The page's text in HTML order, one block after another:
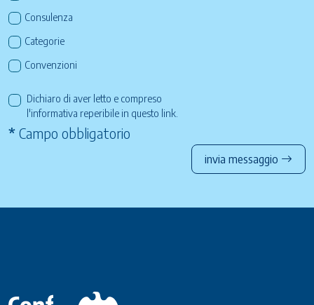
Consulenza
Categorie
Convenzioni
Dichiaro di aver letto e compreso
l'informativa reperibile in questo link
* Campo obbligatorio
invia messaggio